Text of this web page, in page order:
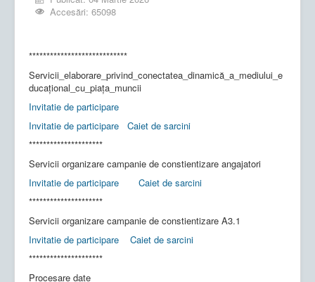
Accesări: 65098
****************************
Servicii_elaborare_privind_conectatea_dinamică_a_mediului_e
ducațional_cu_piața_muncii
Invitatie de participare
Invitatie de participare
Caiet de sarcini
*********************
Servicii organizare campanie de constientizare angajatori
Invitatie de participare
Caiet de sarcini
*********************
Servicii organizare campanie de constientizare A3.1
Invitatie de participare
Caiet de sarcini
*********************
Procesare date